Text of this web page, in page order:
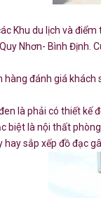
Khu du lịch và
Nhơn- Bình Định.
hàng đánh giá khách
là phải có thiết kế
biệt là nội thất
sắp xếp đồ đạc